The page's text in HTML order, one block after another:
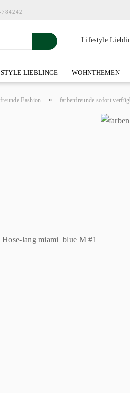
784242
Lifestyle
LIEBLINGE WOHNTHEMEN
Fashion » farbenfreunde sofort